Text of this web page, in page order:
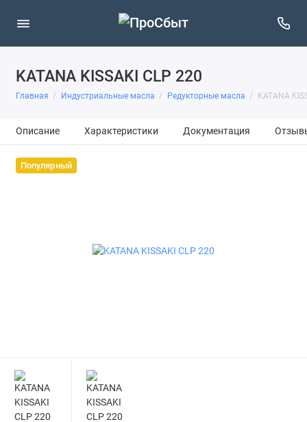
KATANA KISSAKI CLP 220
Главная Индустриальные масла Pедукторные масла KATANA
Описание Характеристики Документация
Популярный